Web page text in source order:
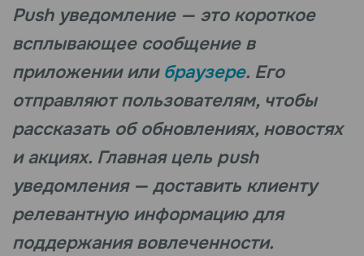
Push уведомление — это короткое
всплывающее сообщение в
приложении или браузере. Его
отправляют пользователям, чтобы
рассказать об обновлениях, новостях
и акциях. Главная цель push
уведомления — доставить клиенту
релевантную информацию для
поддержания вовлеченности.